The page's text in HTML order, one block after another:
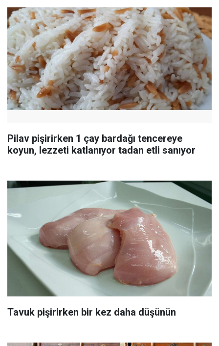
Pilav pişirirken 1 çay bardağı tencereye
koyun, lezzeti katlanıyor tadan etli sanıyor
Tavuk pişirirken bir kez daha düşünün